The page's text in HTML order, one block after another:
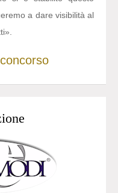
a dare visibilità al